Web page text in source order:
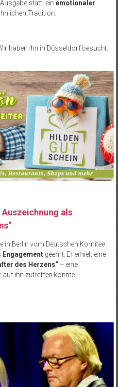
statt, ein emotionaler
Tradition.
haben ihn in Düsseldorf besucht.
als
in Berlin vom Deutschen Komitee
geehrt. Er erhielt eine
des Herzens“– eine
ihn zutreffen könnte.